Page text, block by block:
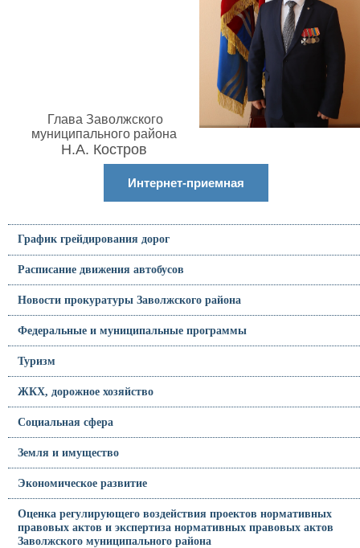
Глава Заволжского
муниципального района
Н.А. Костров
Интернет-приемная
График грейдирования дорог
Расписание движения автобусов
Новости прокуратуры Заволжского района
Федеральные и муниципальные программы
Туризм
ЖКХ, дорожное хозяйство
Социальная сфера
Земля и имущество
Экономическое развитие
Оценка регулирующего воздействия проектов нормативных
правовых актов и экспертиза нормативных правовых актов
Заволжского муниципального района